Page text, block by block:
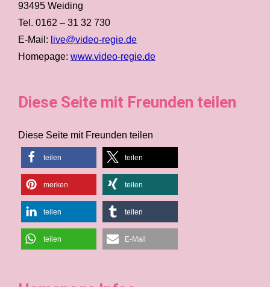
93495 Weiding
Tel. 0162 – 31 32 730
E-Mail: live@video-regie.de
Homepage: www.video-regie.de
Diese Seite mit Freunden teilen
Diese Seite mit Freunden teilen
teilen teilen
merken teilen
teilen teilen
teilen E-Mail